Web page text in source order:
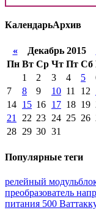
КалендарьАрхив
«Декабрь 2015
Пн Вт Ср Чт Пт Сб
1
2 3 4 5
7
8 9 10 11 12
14 15 16 17 18 19
21
22 23 24 25 26
28 29 30 31
Популярные теги
релейный модуль
преобразователь
питания 500 Ватт